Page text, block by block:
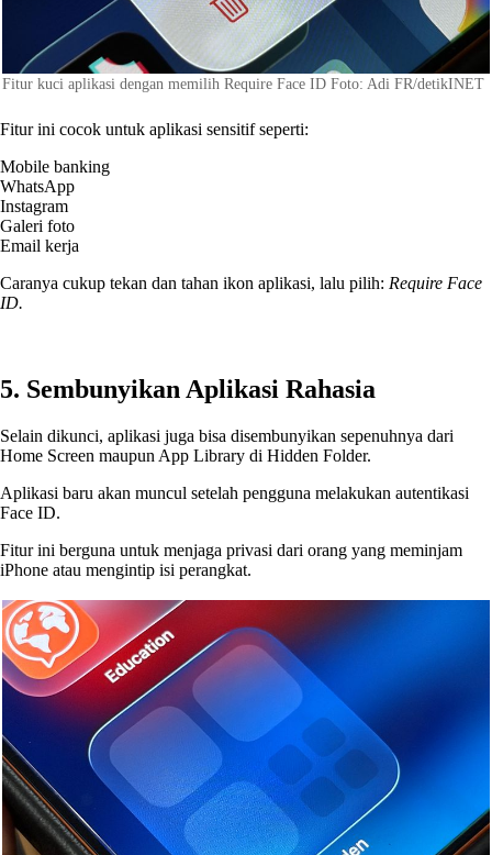
Fitur kuci aplikasi dengan memilih Require Face ID Foto: Adi FR/detikINET
Fitur ini cocok untuk aplikasi sensitif seperti:
Mobile banking
WhatsApp
Instagram
Galeri foto
Email kerja
Caranya cukup tekan dan tahan ikon aplikasi, lalu pilih: Require Face
ID.
5. Sembunyikan Aplikasi Rahasia
Selain dikunci, aplikasi juga bisa disembunyikan sepenuhnya dari
Home Screen maupun App Library di Hidden Folder.
Aplikasi baru akan muncul setelah pengguna melakukan autentikasi
Face ID.
Fitur ini berguna untuk menjaga privasi dari orang yang meminjam
iPhone atau mengintip isi perangkat.